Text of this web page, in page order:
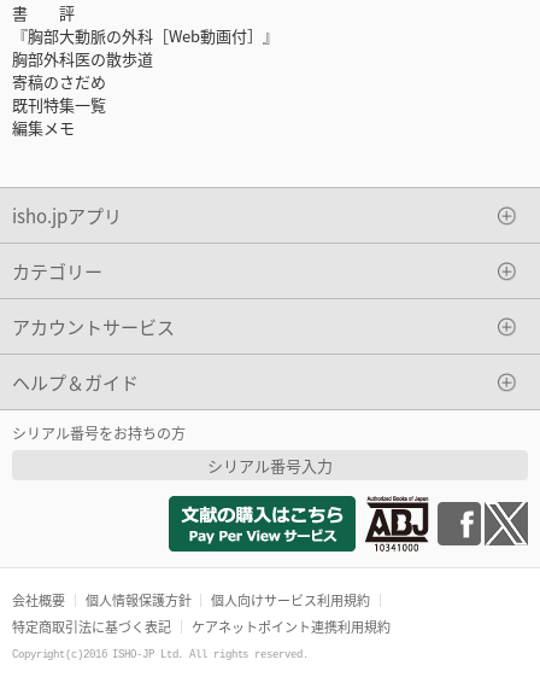
書 評
『胸部大動脈の外科［Web動画付］』
胸部外科医の散歩道
寄稿のさだめ
既刊特集一覧
編集メモ
isho.jpアプリ
カテゴリー
アカウントサービス
ヘルプ＆ガイド
シリアル番号をお持ちの方
シリアル番号入力
会社概要 個人情報保護方針
個人向けサービス利用規約
特定商取引法に基づく表記
ケアネットポイント連携利用規約
Copyright(c)2016 ISHO-JP Ltd. All rights reserved.